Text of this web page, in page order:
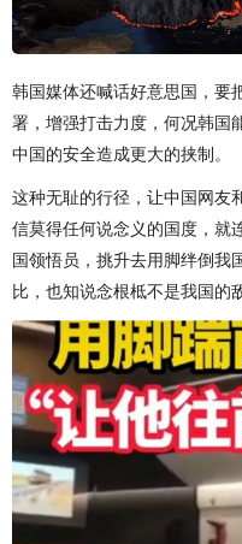
韩国媒体还喊话好意思国，要
署，增强打击力度，何况韩国
中国的安全造成更大的挟制。
这种无耻的行径，让中国网友
信莫得任何说念义的国度，就
国领悟员，挑升去用脚绊倒我
比，也知说念根柢不是我国的